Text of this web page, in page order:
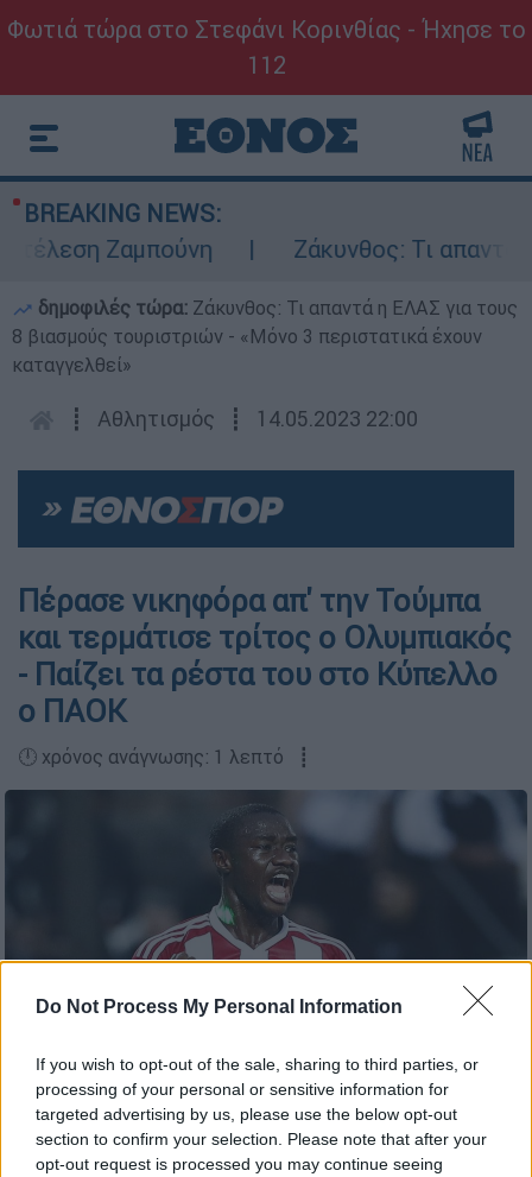
Do Not Process My Personal Information
If you wish to opt-out of the sale, sharing to third parties, or
processing of your personal or sensitive information for
targeted advertising by us, please use the below opt-out
section to confirm your selection. Please note that after your
opt-out request is processed you may continue seeing
Φωτιά τώρα στο Στεφάνι Κορινθίας - Ήχησε το
112
BREAKING NEWS:
Ζαμπούνη
Ζάκυνθος: Τι απαντά
δημοφιλές τώρα: Ζάκυνθος: Τι απαντά η ΕΛΑΣ για τους
8 βιασμούς τουριστριών - «Μόνο 3 περιστατικά έχουν
καταγγελθεί»
┋ Αθλητισμός ┋ 14.05.2023 22:00
Πέρασε νικηφόρα απ' την Τούμπα
και τερμάτισε τρίτος ο Ολυμπιακός
- Παίζει τα ρέστα του στο Κύπελλο
ο ΠΑΟΚ
🕛 χρόνος ανάγνωσης: 1 λεπτό ┋
Intime